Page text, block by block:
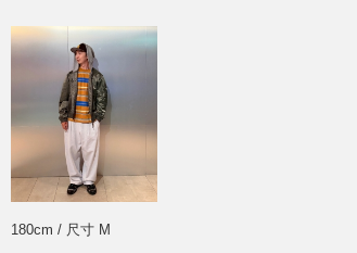
180cm / 尺寸 M